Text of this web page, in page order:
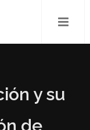
y su
de